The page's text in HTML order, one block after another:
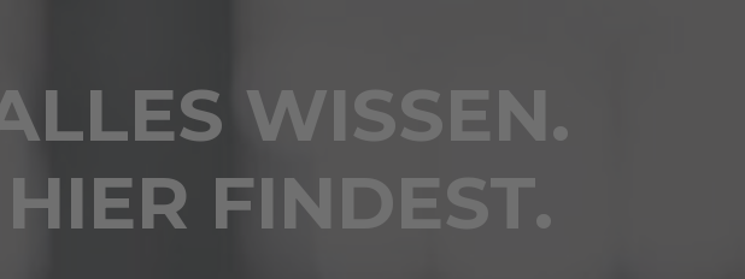
WISSEN.
FINDEST.